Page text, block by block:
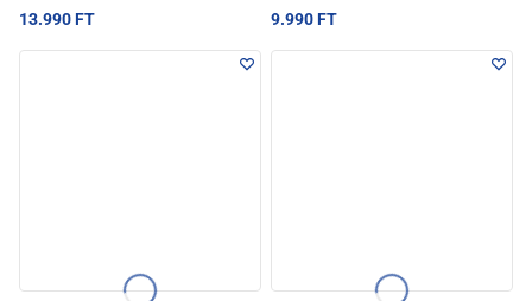
13.990 FT 9.990 FT